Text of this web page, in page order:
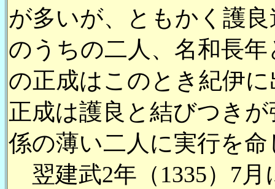
が多いが、ともかく護
のうちの二人、名和長
の正成はこのとき紀伊
正成は護良と結びつき
係の薄い二人に実行を
翌建武2年（1335）7月